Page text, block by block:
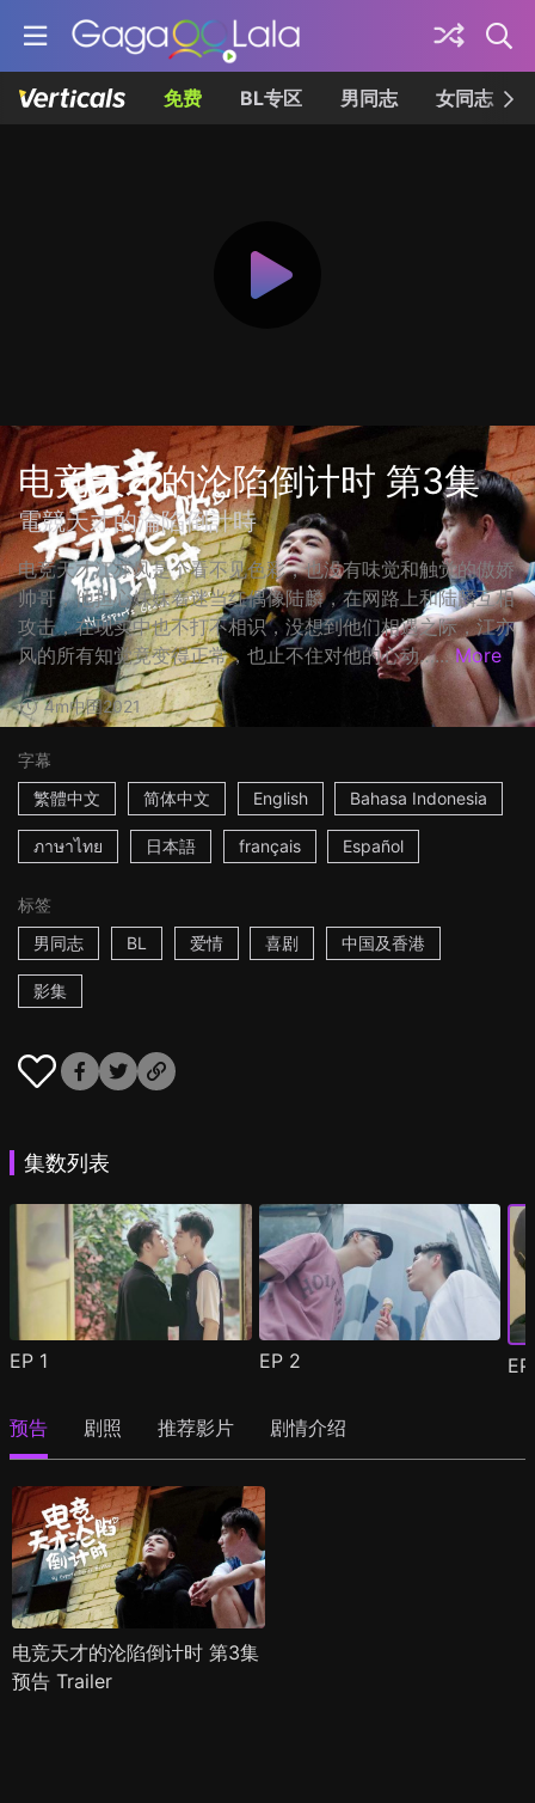
免费 BL专区 男同志 女同志
电竞天才的沦陷倒计时 第3集
電競天才的淪陷倒計時
电竞天才江亦风是个看不见色彩，也没有味觉和触觉的傲娇
帅哥，他担心妹妹着迷当红偶像陆麟，在网路上和陆麟互相
攻击，在现实中也不打不相识，没想到他们相遇之际，江亦
风的所有知觉竟变得正常，也止不住对他的心动…... More
4m中国2021
字幕
繁體中文
简体中文 English Bahasa Indonesia
ภาษาไทย 日本語 français Español
标签
男同志
BL 爱情 喜剧 中国及香港
影集
集数列表
EP 1 EP 2
预告 剧照 推荐影片 剧情介绍
电竞天才的沦陷倒计时 第3集
预告 Trailer